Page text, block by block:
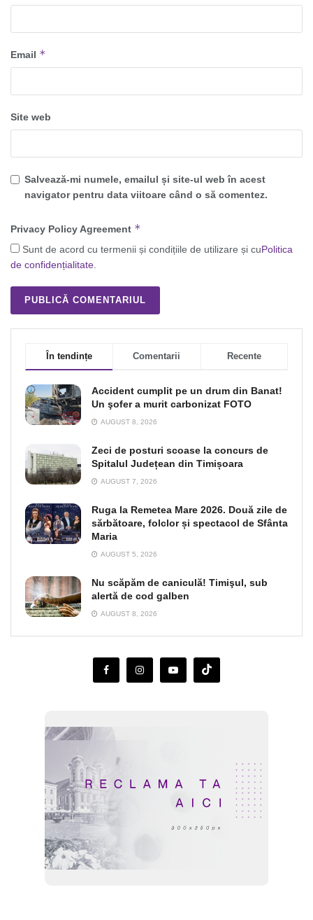
Email *
Site web
Salvează-mi numele, emailul și site-ul web în acest
navigator pentru data viitoare când o să comentez.
Privacy Policy Agreement *
Sunt de acord cu termenii și condițiile de utilizare și cuPolitica
de confidențialitate.
În tendințe Comentarii Recente
Accident cumplit pe un drum din Banat!
Un şofer a murit carbonizat FOTO
AUGUST 8, 2026
Zeci de posturi scoase la concurs de
Spitalul Județean din Timișoara
AUGUST 7, 2026
Ruga la Remetea Mare 2026. Două zile de
sărbătoare, folclor și spectacol de Sfânta
Maria
AUGUST 5, 2026
Nu scăpăm de caniculă! Timişul, sub
alertă de cod galben
AUGUST 8, 2026